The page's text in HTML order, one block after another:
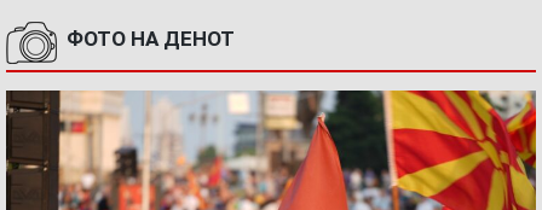
ФОТО НА ДЕНОТ